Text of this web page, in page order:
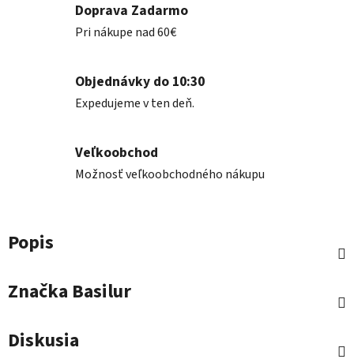
Doprava Zadarmo
Pri nákupe nad 60€
Objednávky do 10:30
Expedujeme v ten deň.
Veľkoobchod
Možnosť veľkoobchodného nákupu
Popis
Značka Basilur
Diskusia